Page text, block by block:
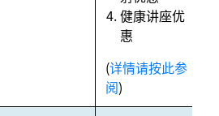
健康讲座优
惠
(详情请按此参
阅)